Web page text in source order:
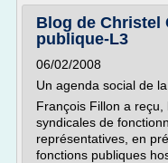
Blog de Christel
publique-L3
06/02/2008
Un agenda social de
François Fillon a
syndicales de
représentatives, en
fonctions publiques